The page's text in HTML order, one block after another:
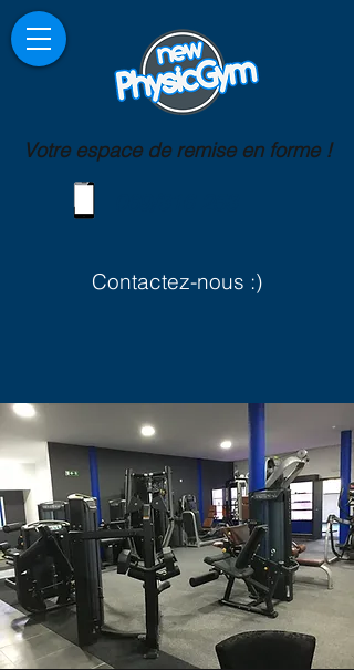
Votre espace de remise en forme !
Contactez-nous :)